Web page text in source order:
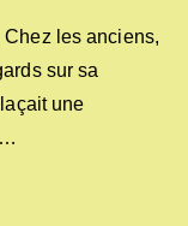
Chez les anciens,
sur sa
une